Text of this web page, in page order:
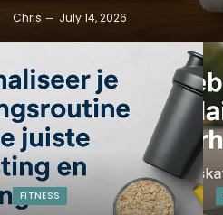
Chris July 14, 2026
FITNESS